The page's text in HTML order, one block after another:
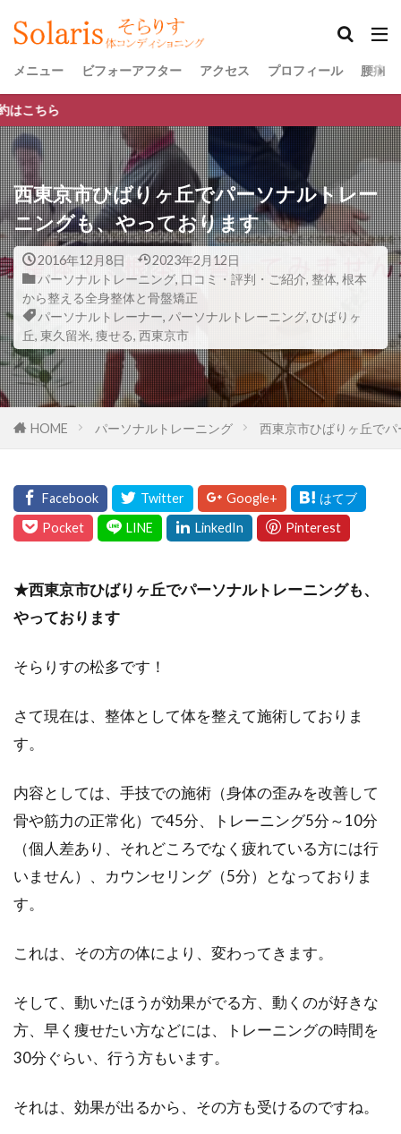
メニュー ビフォーアフター アクセス プロフィール 腰痛
西東京市ひばりヶ丘でパーソナルトレー
ニングも、やっております
2016年12月8日
2023年2月12日
パーソナルトレーニング, 口コミ・評判・ご紹介, 整体, 根本
から整える全身整体と骨盤矯正
パーソナルトレーナー, パーソナルトレーニング, ひばりヶ
丘, 東久留米, 痩せる, 西東京市
HOME パーソナルトレーニング 西東京市ひばりヶ丘で
★西東京市ひばりヶ丘でパーソナルトレーニングも、
やっております
そらりすの松多です！
さて現在は、整体として体を整えて施術しておりま
す。
内容としては、手技での施術（身体の歪みを改善して
骨や筋力の正常化）で45分、トレーニング5分～10分
（個人差あり、それどころでなく疲れている方には行
いません）、カウンセリング（5分）となっておりま
す。
これは、その方の体により、変わってきます。
そして、動いたほうが効果がでる方、動くのが好きな
方、早く痩せたい方などには、トレーニングの時間を
30分ぐらい、行う方もいます。
それは、効果が出るから、その方も受けるのですね。